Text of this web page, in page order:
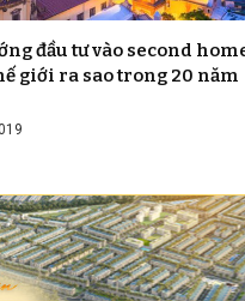
đầu tư vào second
giới ra sao trong 20 năm